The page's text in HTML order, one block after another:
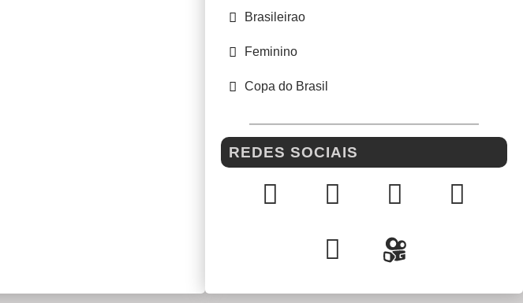
Brasileirao
Feminino
Copa do Brasil
REDES SOCIAIS